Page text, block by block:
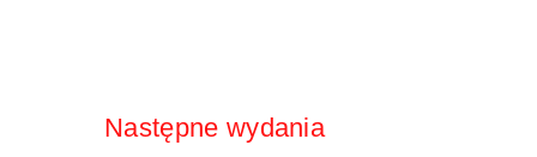
Następne wydania